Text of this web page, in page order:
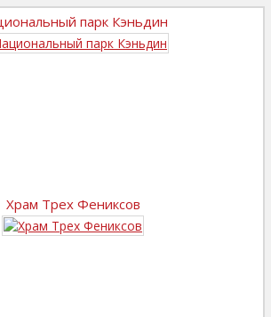
парк Кэньдин
Храм Трех Фениксов